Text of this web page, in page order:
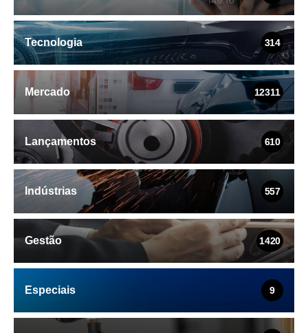
Tecnologia 314
Mercado 12311
Lançamentos 610
Indústrias 557
Gestão 1420
Especiais 9